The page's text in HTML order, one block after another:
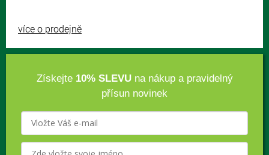
více o prodejně
Získejte 10% SLEVUna nákup a pravidelný
přísun novinek